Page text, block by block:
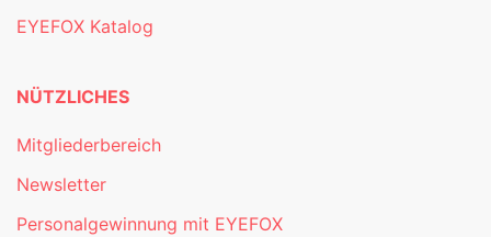
EYEFOX Katalog
NÜTZLICHES
Mitgliederbereich
Newsletter
Personalgewinnung mit EYEFOX